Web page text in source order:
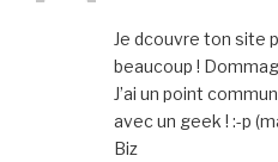
Je dcouvre ton site
beaucoup !
J’ai un point
avec un geek ! :-p
Biz